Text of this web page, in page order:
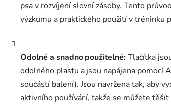
psa v rozvíjení slovní zásoby. Tento
výzkumu a praktického použití v tréninku
Odolné a snadno použitelné:Tlačítka
odolného plastu a jsou napájena pomocí
součástí balení). Jsou navržena tak, aby
aktivního používání, takže se můžete